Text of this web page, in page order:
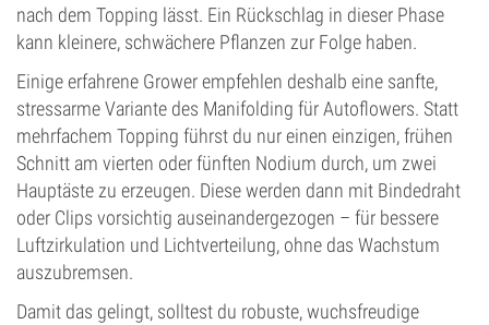
nach dem Topping lässt. Ein Rückschlag in dieser Phase
kann kleinere, schwächere Pflanzen zur Folge haben.
Einige erfahrene Grower empfehlen deshalb eine sanfte,
stressarme Variante des Manifolding für Autoflowers. Statt
mehrfachem Topping führst du nur einen einzigen, frühen
Schnitt am vierten oder fünften Nodium durch, um zwei
Hauptäste zu erzeugen. Diese werden dann mit Bindedraht
oder Clips vorsichtig auseinandergezogen – für bessere
Luftzirkulation und Lichtverteilung, ohne das Wachstum
auszubremsen.
Damit das gelingt, solltest du robuste, wuchsfreudige